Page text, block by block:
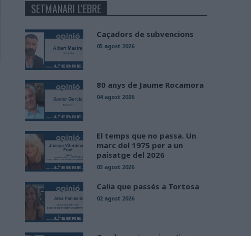
SETMANARI L'EBRE
Caçadors de subvencions
05 agost 2026
80 anys de Jaume Rocamora
04 agost 2026
El temps que no passa. Un
marc del 1975 per a un
paisatge del 2026
03 agost 2026
Calia que passés a Tortosa
02 agost 2026